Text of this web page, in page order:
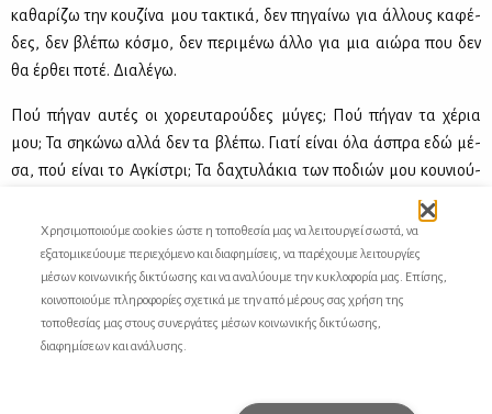
κα­θα­ρί­ζω την κου­ζί­να μου τα­κτι­κά, δεν πη­γαί­νω για άλ­λους κα­φέ­
δες, δεν βλέ­πω κό­σμο, δεν πε­ρι­μέ­νω άλ­λο για μια αιώ­ρα που δεν
θα έρ­θει πο­τέ. Δια­λέ­γω.
Πού πή­γαν αυ­τές οι χο­ρευ­τα­ρού­δες μύ­γες; Πού πή­γαν τα χέ­ρια
μου; Τα ση­κώ­νω αλ­λά δεν τα βλέ­πω. Για­τί εί­ναι όλα άσπρα εδώ μέ­
σα, πού εί­ναι το Αγκί­στρι; Τα δα­χτυ­λά­κια των πο­διών μου κου­νιού­
Αύ­ριο θα φύ­γω.
Αύ­ριο.
Θα φύ­γω.
Χρησιμοποιούμε cookies ώστε η τοποθεσία μας να λειτουργεί σωστά, να
εξατομικεύουμε περιεχόμενο και διαφημίσεις, να παρέχουμε λειτουργίες
μέσων κοινωνικής δικτύωσης και να αναλύουμε την κυκλοφορία μας. Επίσης,
κοινοποιούμε πληροφορίες σχετικά με την από μέρους σας χρήση της
τοποθεσίας μας στους συνεργάτες μέσων κοινωνικής δικτύωσης,
διαφημίσεων και ανάλυσης.